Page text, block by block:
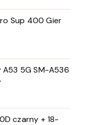
Sup 400 Gier
A53 5G SM-A536
czarny + 18-